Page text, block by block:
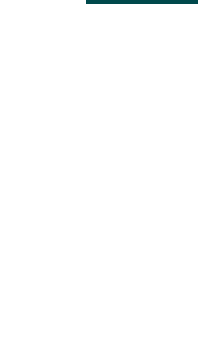
actions entre